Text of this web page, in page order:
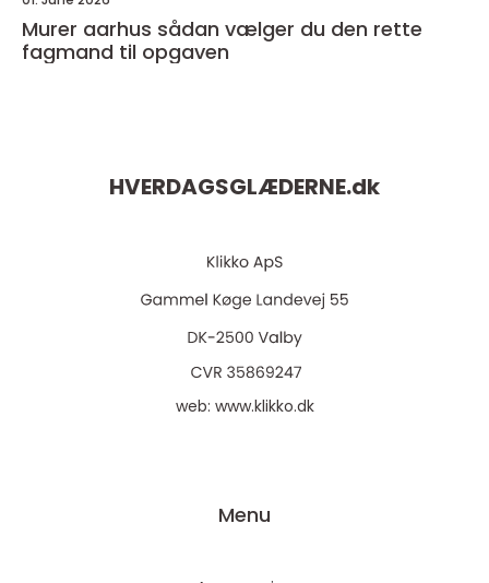
Murer aarhus sådan vælger du den rette
fagmand til opgaven
HVERDAGSGLÆDERNE.dk
web: www.klikko.dk
Menu